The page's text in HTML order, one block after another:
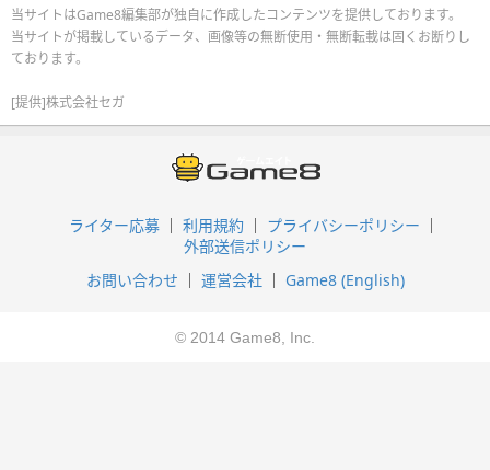
当サイトはGame8編集部が独自に作成したコンテンツを提供しております。
当サイトが掲載しているデータ、画像等の無断使用・無断転載は固くお断りし
ております。
[提供]株式会社セガ
ライター応募 利用規約
プライバシーポリシー
外部送信ポリシー
お問い合わせ
運営会社 Game8 (English)
© 2014 Game8, Inc.